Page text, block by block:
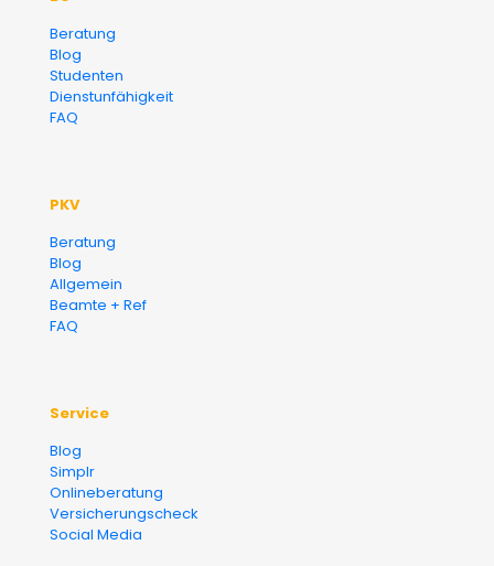
Beratung
Blog
Studenten
Dienstunfähigkeit
FAQ
PKV
Beratung
Blog
Allgemein
Beamte + Ref
FAQ
Service
Blog
Simplr
Onlineberatung
Versicherungscheck
Social Media